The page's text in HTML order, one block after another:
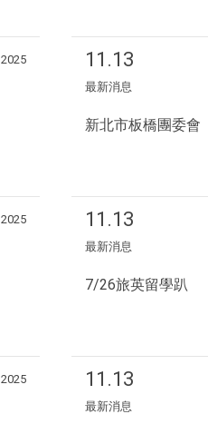
2025
11.13
最新消息
新北市板橋團委會
2025
11.13
最新消息
7/26旅英留學趴
2025
11.13
最新消息